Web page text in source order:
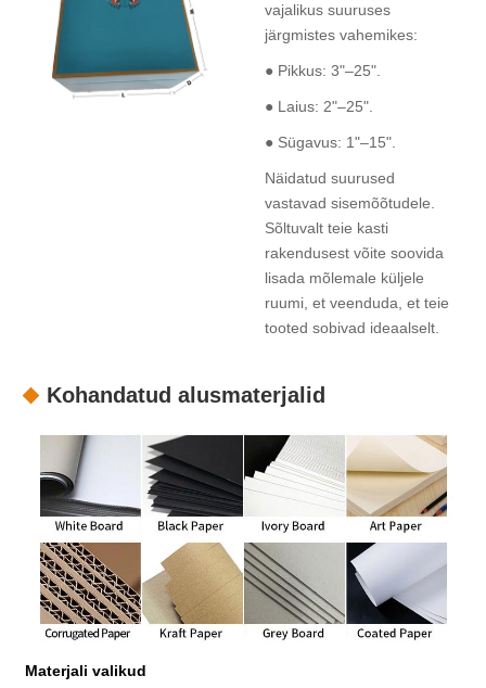
vajalikus suuruses
järgmistes vahemikes:
● Pikkus: 3"–25".
● Laius: 2"–25".
● Sügavus: 1"–15".
Näidatud suurused
vastavad sisemõõtudele.
Sõltuvalt teie kasti
rakendusest võite soovida
lisada mõlemale küljele
ruumi, et veenduda, et teie
tooted sobivad ideaalselt.
Kohandatud alusmaterjalid
Materjali valikud